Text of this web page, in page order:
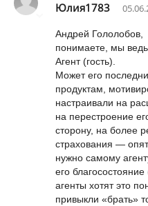
Юлия1783
Андрей Гололобов,
понимаете, мы
Агент (гость).
Может его
продуктам,
настраивали на
на перестроение
сторону, на более
страхования —
нужно самому
его
агенты хотят это
привыкли «брать»